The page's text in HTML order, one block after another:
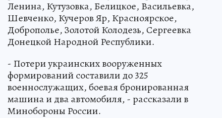
Ленина, Кутузовка, Белицкое, Васильевка,
Шевченко, Кучеров Яр, Красноярское,
Доброполье, Золотой Колодезь, Сергеевка
Донецкой Народной Республики.
- Потери украинских вооруженных
формирований составили до 325
военнослужащих, боевая бронированная
машина и два автомобиля, - рассказали в
Минобороны России.